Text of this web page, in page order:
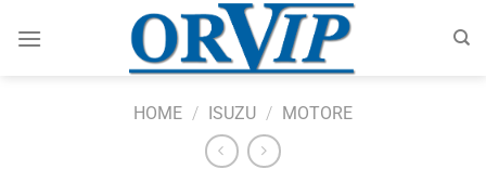
HOME / ISUZU / MOTORE